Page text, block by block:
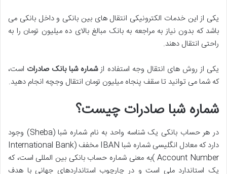
یکی از این خدمات الکترونیکی انتقال های بین بانکی و داخل بانکی می
باشد که بدون نیاز به مراجعه به بانک مبالغ بالای ده میلیون تومان را به
راحتی انتقال دهند.
یکی از روش های انتقال وجه استفاده ازشماره شبا بانک صادرات است،
که شما می توانید تا سقف پنجاه میلیون تومان انتقال وجچه انجام دهید.
شماره شبا صادرات چیست؟
در هر حساب بانکی یک شناسه واحد به نام شماره شبا (Sheba) وجود
دارد که معادل انگلیسی شماره شبا IBAN مخفف (International Bank
Account Number )به معنی شماره حساب بانکی بین المللی است، که
یک استاندارد ملی است و در چارچوب استانداردهای جهانی با هدف